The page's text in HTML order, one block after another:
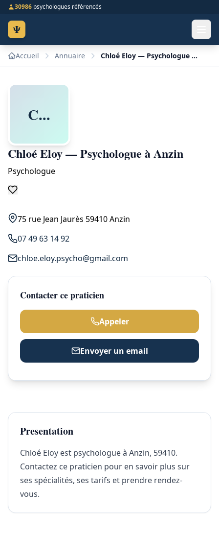
30986 psychologues référencés
Ψ
Accueil Annuaire Chloé Eloy — Psychologue à Anzin
C...
Chloé Eloy — Psychologue à Anzin
Psychologue
75 rue Jean Jaurès 59410 Anzin
07 49 63 14 92
chloe.eloy.psycho@gmail.com
Contacter ce praticien
Appeler
Envoyer un email
Presentation
Chloé Eloy est psychologue à Anzin, 59410.
Contactez ce praticien pour en savoir plus sur
ses spécialités, ses tarifs et prendre rendez-
vous.